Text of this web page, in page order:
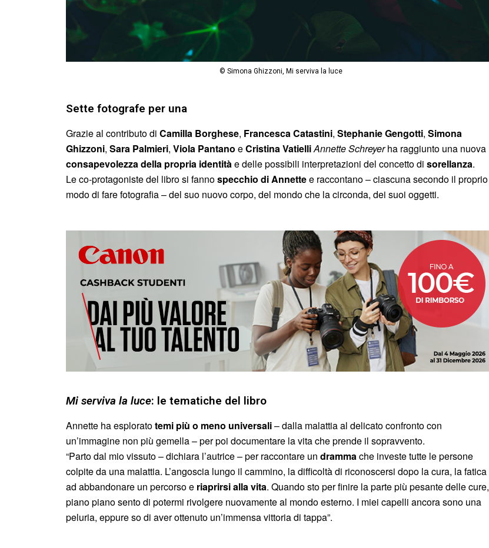
© Simona Ghizzoni, Mi serviva la luce
Sette fotografe per una
Grazie al contributo di Camilla Borghese, Francesca Catastini, Stephanie Gengotti, Simona
Ghizzoni, Sara Palmieri, Viola Pantano eCristina VatielliAnnette Schreyerha raggiunto una nuova
consapevolezza della propria identitàe delle possibili interpretazioni del concetto di sorellanza.
Le co-protagoniste del libro si fannospecchio di Annettee raccontano – ciascuna secondo il proprio
modo di fare fotografia – del suo nuovo corpo, del mondo che la circonda, dei suoi oggetti.
Mi serviva la luce: le tematiche del libro
Annette ha esploratotemi più o meno universali– dalla malattia al delicato confronto con
un’immagine non più gemella – per poi documentare la vita che prende il sopravvento.
“Parto dal mio vissuto – dichiara l’autrice – per raccontare un drammache investe tutte le persone
colpite da una malattia. L’angoscia lungo il cammino, la difficoltà di riconoscersi dopo la cura, la fatica
ad abbandonare un percorso e riaprirsi alla vita. Quando sto per finire la parte più pesante delle cure,
piano piano sento di potermi rivolgere nuovamente al mondo esterno. I miei capelli ancora sono una
peluria, eppure so di aver ottenuto un’immensa vittoria di tappa”.